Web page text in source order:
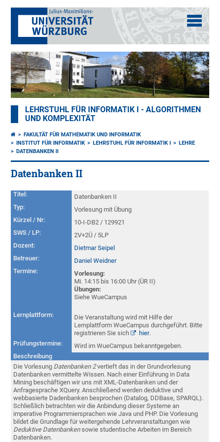
LEHRSTUHL FÜR INFORMATIK I - ALGORITHMEN
UND KOMPLEXITÄT
FAKULTÄT FÜR MATHEMATIK UND INFORMATIK
INSTITUT FÜR INFORMATIK
LEHRSTUHL FÜR INFORMATIK I
LEHRE
DATENBANKEN II
Datenbanken II
Titel:
Datenbanken II
Typ:
Vorlesung mit Übung
Kürzel / Nr:
10-I-DB2 / 129921
SWS / LP:
2V+2Ü / 5LP
Dozent:
Dietmar Seipel
Betreuer:
Daniel Weidner
Termine:
Vorlesung:
Mi. 14:15 bis 16:00 Uhr (ÜR II)
Übungen:
Siehe WueCampus
Lernplattform:
Die Veranstaltung wird mit Hilfe der
Lernplattform WueCampus durchgeführt. Bitte
registrieren Sie sich
hier.
Prüfungstermine:
Wird im WueCampus bekanntgegeben.
Beschreibung
Die Vorlesung Datenbanken 2vertieft das in der Grundvorlesung
Datenbanken vermittelte Wissen. Nach einer Einführung in Data
Mining beschäftigen wir uns mit XML-Datenbanken und der
Anfragesprache XQuery. Anschließend werden deduktive und
webbasierte Dadenbanken besprochen (Datalog, DDBase, SPARQL).
Schließlich betrachten wir die Anbindung dieser Systeme an
imperative Programmiersprachen wie Java und PHP. Die Vorlesung
bildet die Grundlage für weitergehende Lehrveranstaltungen wie
Deduktive Datenbankensowie studentische Arbeiten im Bereich
Datenbanken.